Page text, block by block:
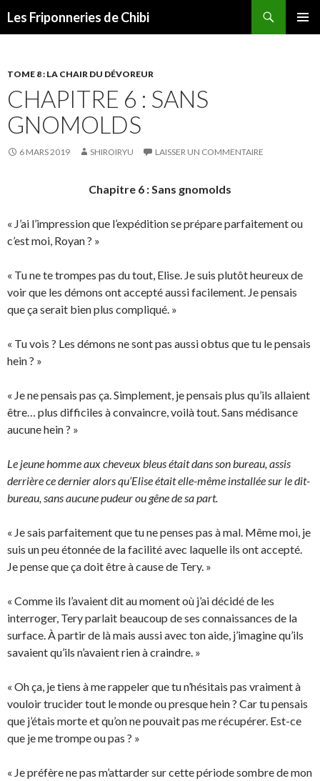
Les Friponneries de Chibi
TOME 8 : LA CHAIR DU DÉVOREUR
CHAPITRE 6 : SANS
GNOMOLDS
6 MARS 2019 SHIROIRYU LAISSER UN COMMENTAIRE
Chapitre 6 : Sans gnomolds
« J’ai l’impression que l’expédition se prépare parfaitement ou
c’est moi, Royan ? »
« Tu ne te trompes pas du tout, Elise. Je suis plutôt heureux de
voir que les démons ont accepté aussi facilement. Je pensais
que ça serait bien plus compliqué. »
« Tu vois ? Les démons ne sont pas aussi obtus que tu le pensais
hein ? »
« Je ne pensais pas ça. Simplement, je pensais plus qu’ils allaient
être… plus difficiles à convaincre, voilà tout. Sans médisance
aucune hein ? »
Le jeune homme aux cheveux bleus était dans son bureau, assis
derrière ce dernier alors qu’Elise était elle-même installée sur le dit-
bureau, sans aucune pudeur ou gêne de sa part.
« Je sais parfaitement que tu ne penses pas à mal. Même moi, je
suis un peu étonnée de la facilité avec laquelle ils ont accepté.
Je pense que ça doit être à cause de Tery. »
« Comme ils l’avaient dit au moment où j’ai décidé de les
interroger, Tery parlait beaucoup de ses connaissances de la
surface. À partir de là mais aussi avec ton aide, j’imagine qu’ils
savaient qu’ils n’avaient rien à craindre. »
« Oh ça, je tiens à me rappeler que tu n’hésitais pas vraiment à
vouloir trucider tout le monde ou presque hein ? Car tu pensais
que j’étais morte et qu’on ne pouvait pas me récupérer. Est-ce
que je me trompe ou pas ? »
« Je préfère ne pas m’attarder sur cette période sombre de mon